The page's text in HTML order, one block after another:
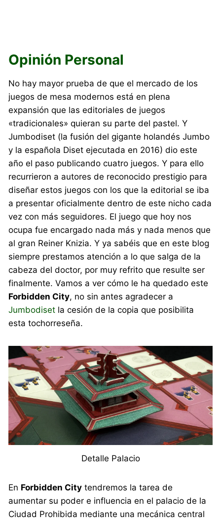
Opinión Personal
No hay mayor prueba de que el mercado de los
juegos de mesa modernos está en plena
expansión que las editoriales de juegos
«tradicionales» quieran su parte del pastel. Y
Jumbodiset (la fusión del gigante holandés Jumbo
y la española Diset ejecutada en 2016) dio este
año el paso publicando cuatro juegos. Y para ello
recurrieron a autores de reconocido prestigio para
diseñar estos juegos con los que la editorial se iba
a presentar oficialmente dentro de este nicho cada
vez con más seguidores. El juego que hoy nos
ocupa fue encargado nada más y nada menos que
al gran Reiner Knizia. Y ya sabéis que en este blog
siempre prestamos atención a lo que salga de la
cabeza del doctor, por muy refrito que resulte ser
finalmente. Vamos a ver cómo le ha quedado este
Forbidden City, no sin antes agradecer a
Jumbodiset la cesión de la copia que posibilita
esta tochorreseña.
Detalle Palacio
En Forbidden City tendremos la tarea de
aumentar su poder e influencia en el palacio de la
Ciudad Prohibida mediante una mecánica central